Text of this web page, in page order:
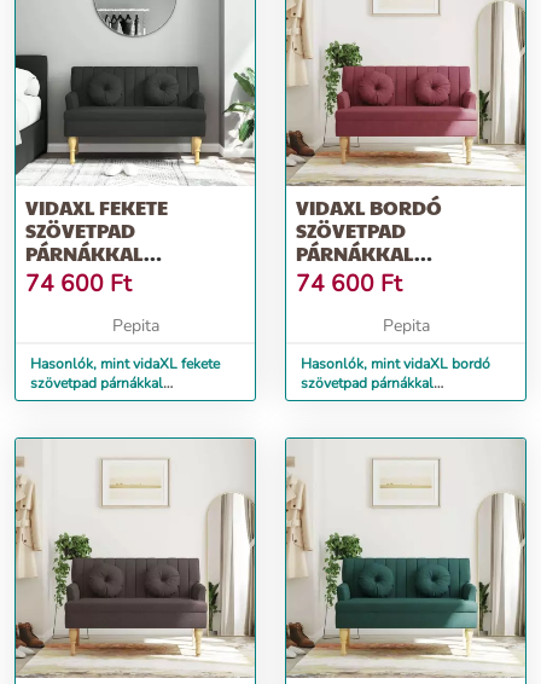
VIDAXL FEKETE
SZÖVETPAD
PÁRNÁKKAL
113X64,5X75,5 CM
74 600 Ft
Pepita
Hasonlók, mint vidaXL fekete
szövetpad párnákkal
113x64,5x75,5 cm
VIDAXL BORDÓ
SZÖVETPAD
PÁRNÁKKAL
113X64,5X75,5 CM
74 600 Ft
Pepita
Hasonlók, mint vidaXL bordó
szövetpad párnákkal
113x64,5x75,5 cm